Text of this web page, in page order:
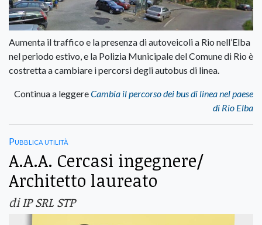
Aumenta il traffico e la presenza di autoveicoli a Rio nell’Elba
nel periodo estivo, e la Polizia Municipale del Comune di Rio è
costretta a cambiare i percorsi degli autobus di linea.
Continua a leggereCambia il percorso dei bus di linea nel paese
di Rio Elba
Pubblica utilità
A.A.A. Cercasi ingegnere/
Architetto laureato
di IP SRL STP